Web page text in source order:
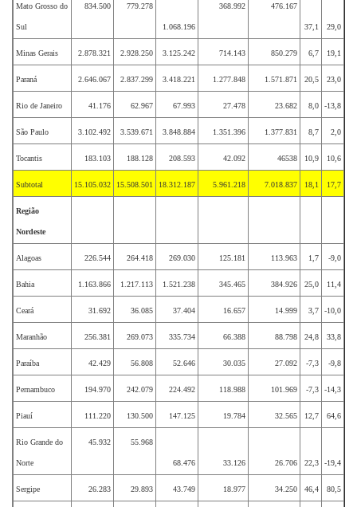
Mato Grosso do
Sul
834.500 779.278
1.068.196
368.992 476.167
37,1 29,0
Minas Gerais 2.878.321 2.928.250 3.125.242 714.143 850.279 6,7 19,1
Paraná 2.646.067 2.837.299 3.418.221 1.277.848 1.571.871 20,5 23,0
Rio de Janeiro 41.176 62.967 67.993 27.478 23.682 8,0 -13,8
São Paulo 3.102.492 3.539.671 3.848.884 1.351.396 1.377.831 8,7 2,0
Tocantis 183.103 188.128 208.593 42.092 46538 10,9 10,6
Subtotal 15.105.032 15.508.501 18.312.187 5.961.218 7.018.837 18,1 17,7
Região
Nordeste
Alagoas 226.544 264.418 269.030 125.181 113.963 1,7 -9,0
Bahia 1.163.866 1.217.113 1.521.238 345.465 384.926 25,0 11,4
Ceará 31.692 36.085 37.404 16.657 14.999 3,7 -10,0
Maranhão 256.381 269.073 335.734 66.388 88.798 24,8 33,8
Paraíba 42.429 56.808 52.646 30.035 27.092 -7,3 -9,8
Pernambuco 194.970 242.079 224.492 118.988 101.969 -7,3 -14,3
Piauí 111.220 130.500 147.125 19.784 32.565 12,7 64,6
Rio Grande do
Norte
45.932 55.968
68.476 33.126 26.706 22,3 -19,4
Sergipe 26.283 29.893 43.749 18.977 34.250 46,4 80,5